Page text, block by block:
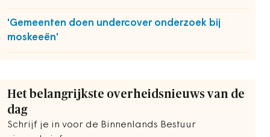
'Gemeenten doen undercover onderzoek bij
moskeeën'
Het belangrijkste overheidsnieuws van de
dag
Schrijf je in voor de Binnenlands Bestuur